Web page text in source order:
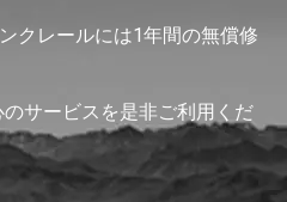
クレールには1年間の無償修
サービスを是非ご利用くだ